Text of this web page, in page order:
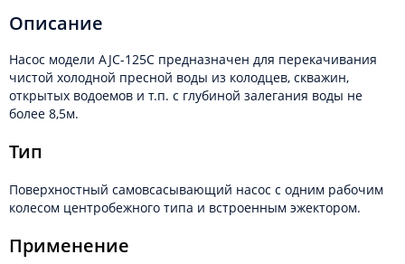
Описание
Насос модели AJC-125С предназначен для перекачивания
чистой холодной пресной воды из колодцев, скважин,
открытых водоемов и т.п. с глубиной залегания воды не
более 8,5м.
Тип
Поверхностный самовсасывающий насос с одним рабочим
колесом центробежного типа и встроенным эжектором.
Применение